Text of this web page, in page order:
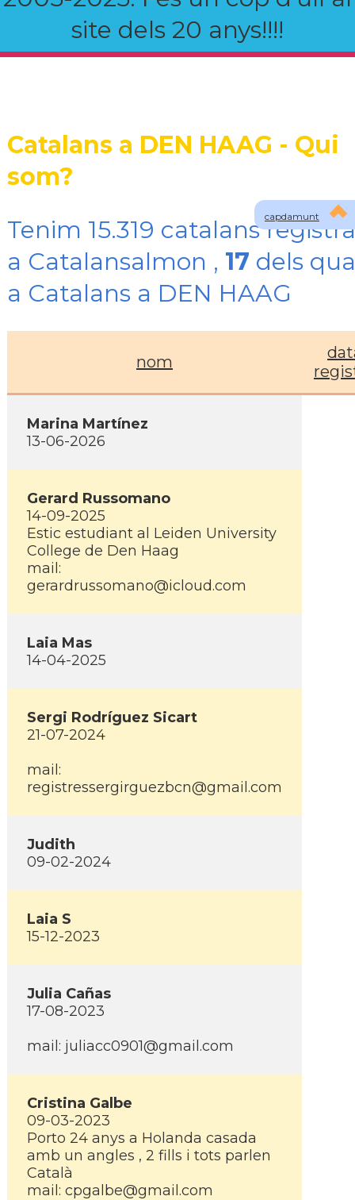
site dels 20 anys!!!!
capdamunt
Catalans a DEN HAAG - Qui
som?
Tenim 15.319 catalans
a Catalansalmon , 17 dels
a Catalans a DEN HAAG
nom
Marina Martínez
13-06-2026
Gerard Russomano
14-09-2025
Estic estudiant al Leiden University
College de Den Haag
mail:
gerardrussomano@icloud.com
Laia Mas
14-04-2025
Sergi Rodrí­guez Sicart
21-07-2024
mail:
registressergirguezbcn@gmail.com
Judith
09-02-2024
Laia S
15-12-2023
Julia Cañas
17-08-2023
mail: juliacc0901@gmail.com
Cristina Galbe
09-03-2023
Porto 24 anys a Holanda casada
amb un angles , 2 fills i tots parlen
Català
mail: cpgalbe@gmail.com